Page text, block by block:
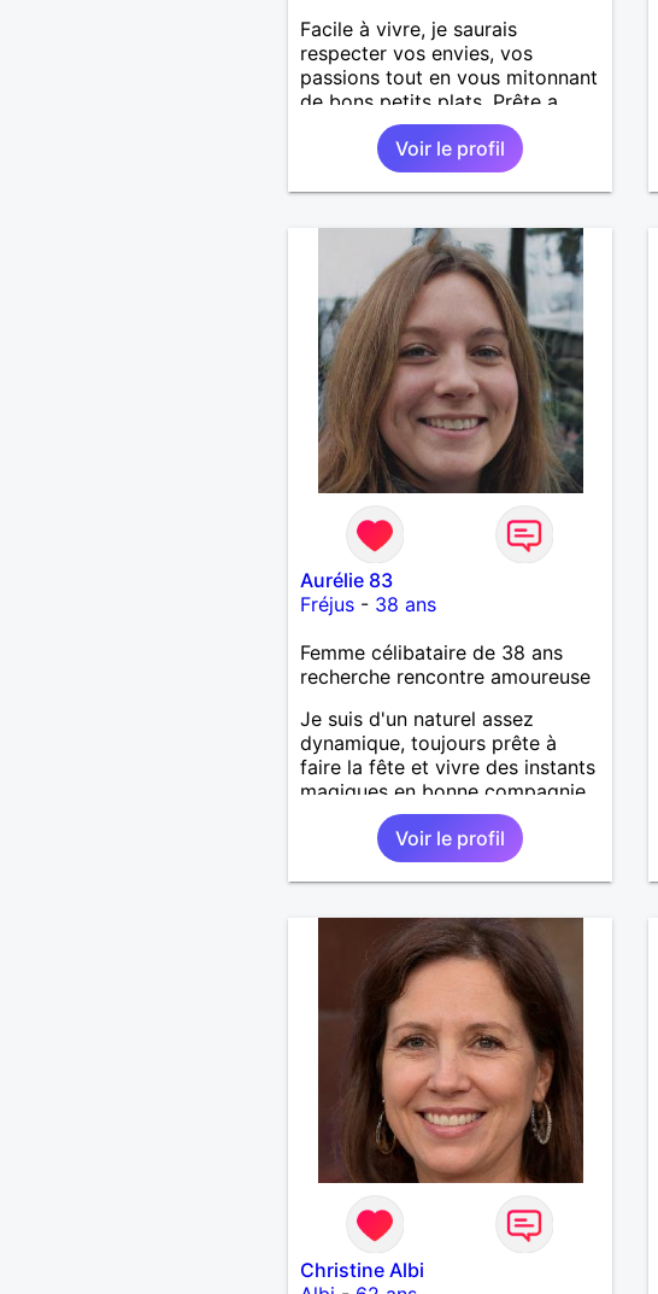
Facile à vivre, je saurais
respecter vos envies, vos
passions tout en vous mitonnant
de bons petits plats. Prête a
vivre auprès d'un homme franc,
sincère généreux et affectueux...
Voir le profil
Aurélie 83
Fréjus- 38 ans
Femme célibataire de 38 ans
recherche rencontre amoureuse
Je suis d'un naturel assez
dynamique, toujours prête à
faire la fête et vivre des instants
magiques en bonne compagnie,
ciné, resto, bar-pub, ou une
bonne soirée en duo.
Voir le profil
Christine Albi